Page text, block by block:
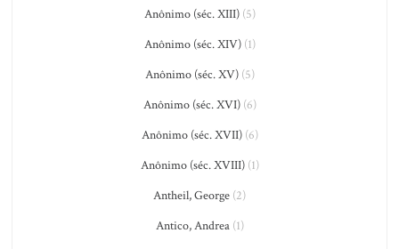
Anônimo (séc. XIII)(5)
Anônimo (séc. XIV)(1)
Anônimo (séc. XV)(5)
Anônimo (séc. XVI)(6)
Anônimo (séc. XVII)(6)
Anônimo (séc. XVIII)(1)
Antheil, George (2)
Antico, Andrea(1)